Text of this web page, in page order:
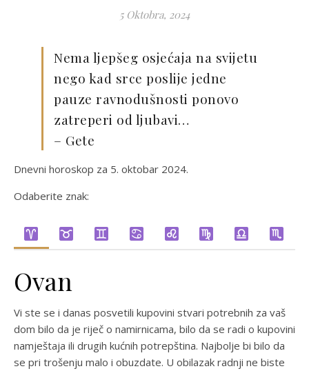
5 Oktobra, 2024
Nema ljepšeg osjećaja na svijetu
nego kad srce poslije jedne
pauze ravnodušnosti ponovo
zatreperi od ljubavi…
– Gete
Dnevni horoskop za 5. oktobar 2024.
Odaberite znak:
Ovan
Vi ste se i danas posvetili kupovini stvari potrebnih za vaš
dom bilo da je riječ o namirnicama, bilo da se radi o kupovini
namještaja ili drugih kućnih potrepština. Najbolje bi bilo da
se pri trošenju malo i obuzdate. U obilazak radnji ne biste